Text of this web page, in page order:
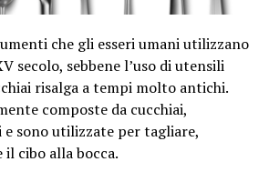
che gli esseri umani utilizzano
secolo, sebbene l’uso di utensili
risalga a tempi molto antichi.
composte da cucchiai,
sono utilizzate per tagliare,
cibo alla bocca.